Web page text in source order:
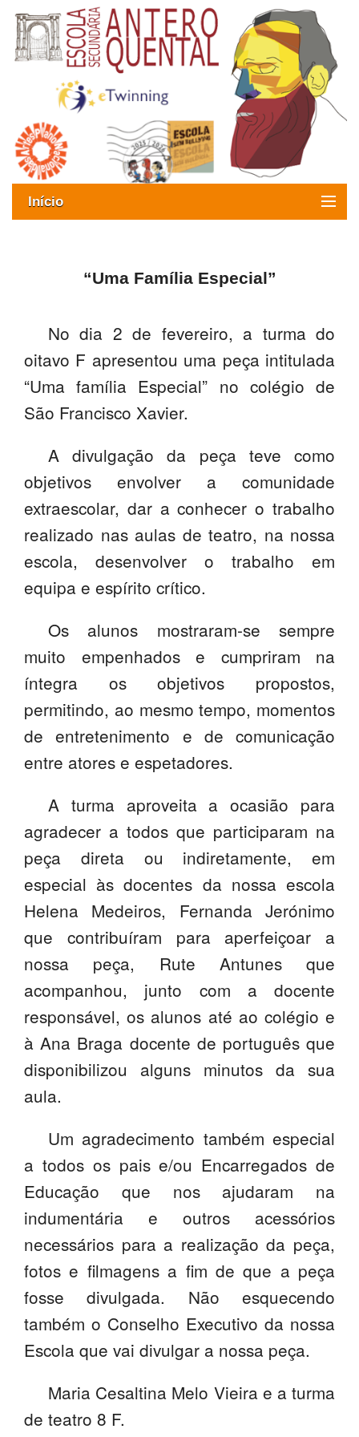
Início
Oferta formativa
ESAQ sem Bullying
Clubes Escolares
Matrículas
FORmaESAQ
@parlamentodosjovens_esaq
@esaq.erasmus
@oficina.do.largo
@clube_robotica.esaq
ESCOLA
ALUNOS
PROFESSORES
ENC. DE EDUCAÇÃO
“Uma Família Especial”
No dia 2 de fevereiro, a turma do
oitavo F apresentou uma peça intitulada
“Uma família Especial” no colégio de
São Francisco Xavier.
A divulgação da peça teve como
objetivos envolver a comunidade
extraescolar, dar a conhecer o trabalho
realizado nas aulas de teatro, na nossa
escola, desenvolver o trabalho em
equipa e espírito crítico.
Os alunos mostraram-se sempre
muito empenhados e cumpriram na
íntegra os objetivos propostos,
permitindo, ao mesmo tempo, momentos
de entretenimento e de comunicação
entre atores e espetadores.
A turma aproveita a ocasião para
agradecer a todos que participaram na
peça direta ou indiretamente, em
especial às docentes da nossa escola
Helena Medeiros, Fernanda Jerónimo
que contribuíram para aperfeiçoar a
nossa peça, Rute Antunes que
acompanhou, junto com a docente
responsável, os alunos até ao colégio e
à Ana Braga docente de português que
disponibilizou alguns minutos da sua
aula.
Um agradecimento também especial
a todos os pais e/ou Encarregados de
Educação que nos ajudaram na
indumentária e outros acessórios
necessários para a realização da peça,
fotos e filmagens a fim de que a peça
fosse divulgada. Não esquecendo
também o Conselho Executivo da nossa
Escola que vai divulgar a nossa peça.
Maria Cesaltina Melo Vieira e a turma
de teatro 8 F.